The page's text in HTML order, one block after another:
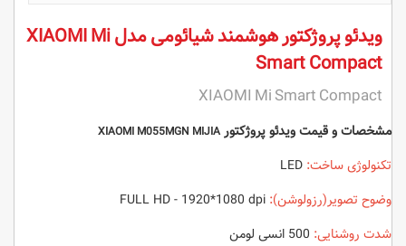
ویدئو پروژکتور هوشمند شیائومی مدل XIAOMI Mi
Smart Compact
XIAOMI Mi Smart Compact
مشخصات وقیمت ویدئو پروژکتور XIAOMI M055MGN MIJIA
تکنولوژی ساخت:
وضوح تصویر(رزولوشن):
شدت روشنایی: